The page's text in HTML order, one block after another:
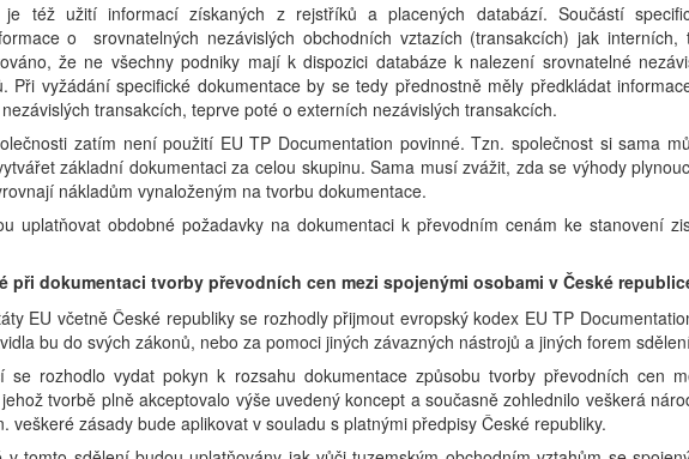
je též užití informací získaných z rejstříků a placených databází. Součástí
o srovnatelných nezávislých obchodních vztazích (transakcích) jak interních,
že ne všechny podniky mají k dispozici databáze k nalezení srovnatelné
Při vyžádání specifické dokumentace by se tedy přednostně měly předkládat
transakcích, teprve poté o externích nezávislých transakcích.
zatím není použití EU TP Documentation povinné. Tzn. společnost si sama
základní dokumentaci za celou skupinu. Sama musí zvážit, zda se výhody
nákladům vynaloženým na tvorbu dokumentace.
uplatňovat obdobné požadavky na dokumentaci k převodním cenám ke stanovení
při dokumentaci tvorby převodních cen mezi spojenými osobami v České
EU včetně České republiky se rozhodly přijmout evropský kodex EU TP
bu do svých zákonů, nebo za pomoci jiných závazných nástrojů a jiných forem
se rozhodlo vydat pokyn k rozsahu dokumentace způsobu tvorby převodních cen
tvorbě plně akceptovalo výše uvedený koncept a současně zohlednilo veškerá
veškeré zásady bude aplikovat v souladu s platnými předpisy České republiky.